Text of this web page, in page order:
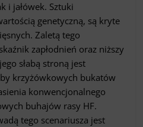
i jałówek. Sztuki
genetyczną, są kryte
Zaletą tego
zapłodnień oraz niższy
słabą stroną jest
krzyżówkowych bukatów
konwencjonalnego
buhajów rasy HF.
tego scenariusza jest